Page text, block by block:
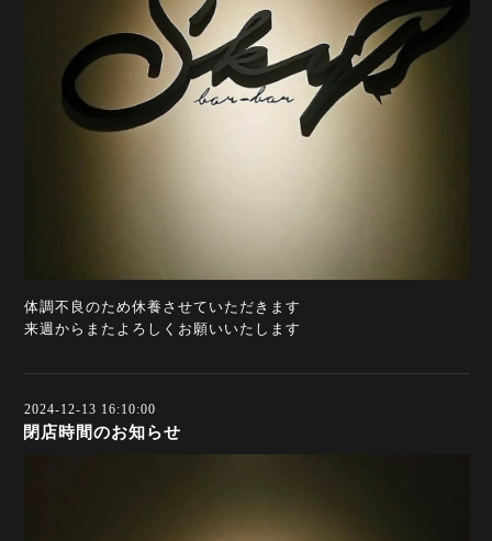
体調不良のため休養させていただきます
来週からまたよろしくお願いいたします
2024-12-13 16:10:00
閉店時間のお知らせ